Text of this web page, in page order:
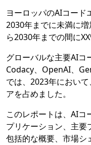
ヨーロッパのAIコード
2030年までに未満に
ら2030年までの間に
グローバルな主要AIコ
Codacy、OpenAI、
では、2023年におい
アを占めました。
このレポートは、AIコ
プリケーション、主
包括的な概要、市場シ